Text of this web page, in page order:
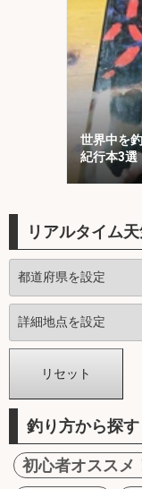
世界中を
紀行本3
50周年
リアルタイム
釣り方から探す
初心者オススメ